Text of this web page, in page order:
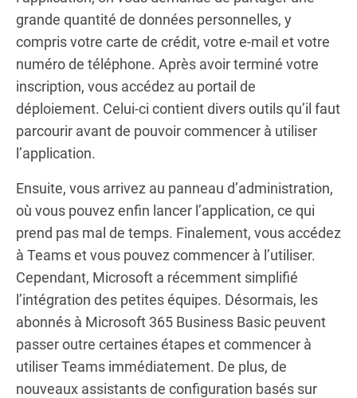
grande quantité de données personnelles, y
compris votre carte de crédit, votre e-mail et votre
numéro de téléphone. Après avoir terminé votre
inscription, vous accédez au portail de
déploiement. Celui-ci contient divers outils qu’il faut
parcourir avant de pouvoir commencer à utiliser
l’application.
Ensuite, vous arrivez au panneau d’administration,
où vous pouvez enfin lancer l’application, ce qui
prend pas mal de temps. Finalement, vous accédez
à Teams et vous pouvez commencer à l’utiliser.
Cependant, Microsoft a récemment simplifié
l’intégration des petites équipes. Désormais, les
abonnés à Microsoft 365 Business Basic peuvent
passer outre certaines étapes et commencer à
utiliser Teams immédiatement. De plus, de
nouveaux assistants de configuration basés sur